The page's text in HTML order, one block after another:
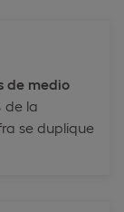
de medio
de la
se duplique